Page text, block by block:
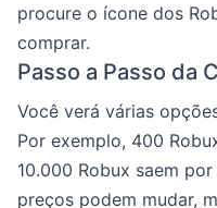
procure o ícone dos
comprar.
Passo a Passo da
Você verá várias
Por exemplo, 400
10.000 Robux saem
preços podem mudar,